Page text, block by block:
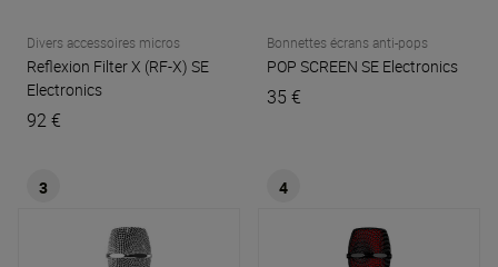
Divers accessoires micros
Reflexion Filter X (RF-X) SE
Electronics
92 €
Bonnettes écrans anti-pops
POP SCREEN SE Electronics
35 €
3 4